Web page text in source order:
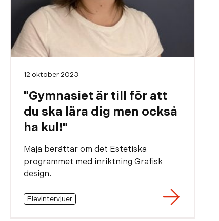
12 oktober 2023
"Gymnasiet är till för att
du ska lära dig men också
ha kul!"
Maja berättar om det Estetiska
programmet med inriktning Grafisk
design.
Elevintervjuer